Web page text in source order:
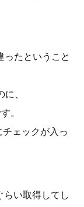
ったということ
、
。
ェックが入っ
い取得してし